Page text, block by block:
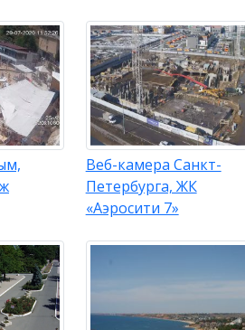
Веб-камера Санкт-
Петербурга, ЖК
«Аэросити 7»